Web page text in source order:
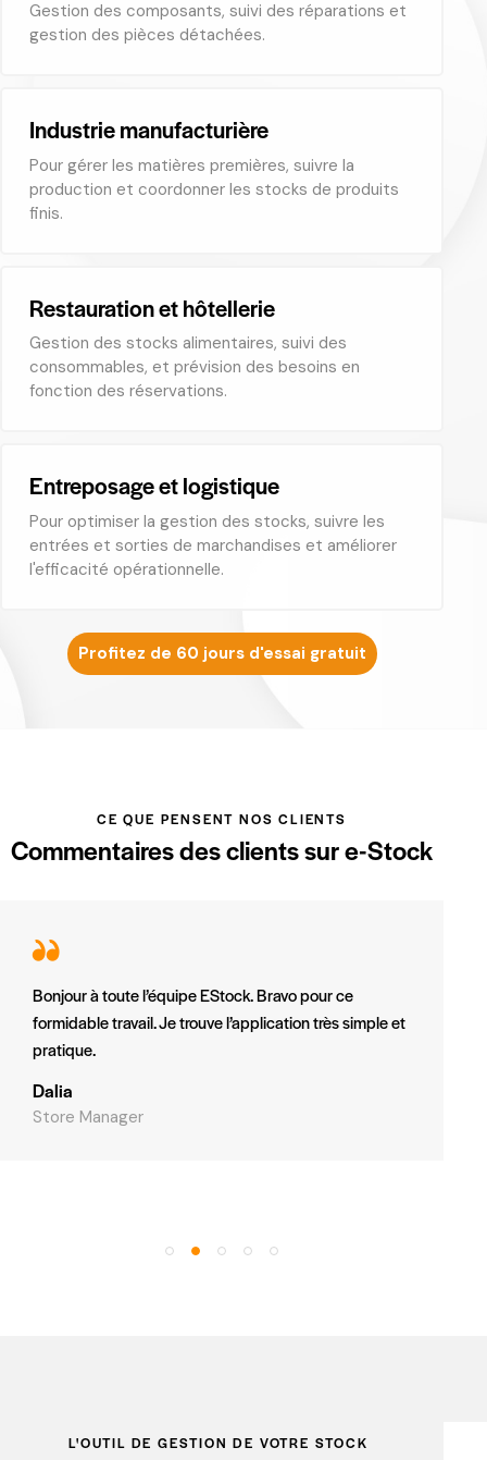
Gestion des composants, suivi des réparations et
gestion des pièces détachées.
Industrie manufacturière
Pour gérer les matières premières, suivre la
production et coordonner les stocks de produits
finis.
Restauration et hôtellerie
Gestion des stocks alimentaires, suivi des
consommables, et prévision des besoins en
fonction des réservations.
Entreposage et logistique
Pour optimiser la gestion des stocks, suivre les
entrées et sorties de marchandises et améliorer
l'efficacité opérationnelle.
Profitez de 60 jours d'essai gratuit
CE QUE PENSENT NOS CLIENTS
Commentaires des clients sur e-Stock
Bonjour à toute l’équipe EStock. Bravo pour ce
formidable travail. Je trouve l’application très simple et
pratique.
Dalia
Store Manager
L'OUTIL DE GESTION DE VOTRE STOCK